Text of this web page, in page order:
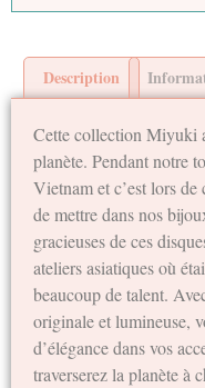
Description
Cette collection Miyuki
planète. Pendant notre
Vietnam et c’est lors de
de mettre dans nos
gracieuses de ces
ateliers asiatiques où
beaucoup de talent.
originale et lumineuse,
d’élégance dans vos
traverserez la planète à